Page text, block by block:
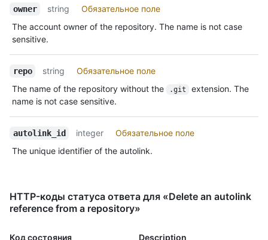
owner string
Обязательное поле
The account owner of the repository. The name is not case
sensitive.
repo string
Обязательное поле
The name of the repository without the
.git
extension. The
name is not case sensitive.
autolink_id integer
Обязательное поле
The unique identifier of the autolink.
HTTP-коды статуса ответа для «Delete an autolink
reference from a repository»
Код состояния Description